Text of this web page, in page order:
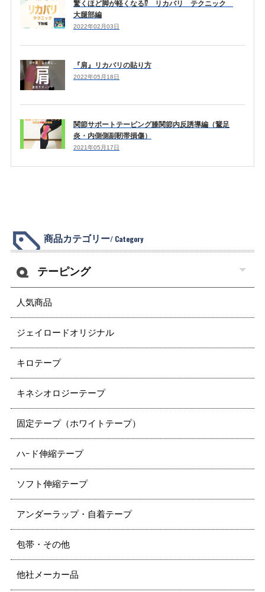
驚くほど脚が軽くなる⁉ リカバリ テクニック
大腿部編
2022年02月03日
『肩』リカバリの貼り方
2022年05月18日
関節サポートテーピング膝関節内反誘導編（鵞足
炎・内側側副靭帯損傷）
2021年05月17日
商品カテゴリー/ Category
テーピング
人気商品
ジェイロードオリジナル
キロテープ
キネシオロジーテープ
固定テープ（ホワイトテープ）
ハｰド伸縮テープ
ソフト伸縮テープ
アンダーラップ・自着テープ
包帯・その他
他社メーカー品